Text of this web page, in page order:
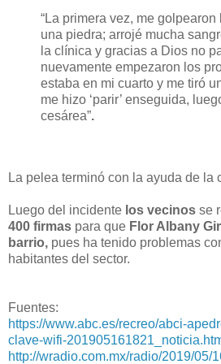
“La primera vez, me golpearon
una piedra; arrojé mucha
la clínica y gracias a Dios no
nuevamente empezaron los
estaba en mi cuarto y me tiró
me hizo ‘parir’ enseguida,
cesárea”.
La pelea terminó con la ayuda de la
Luego del incidente los vecinos se
400 firmas para que Flor Albany
barrio, pues ha tenido problemas
habitantes del sector.
Fuentes:
https://www.abc.es/recreo/abci-
clave-wifi-
http://wradio.com.mx/radio/2019/05/